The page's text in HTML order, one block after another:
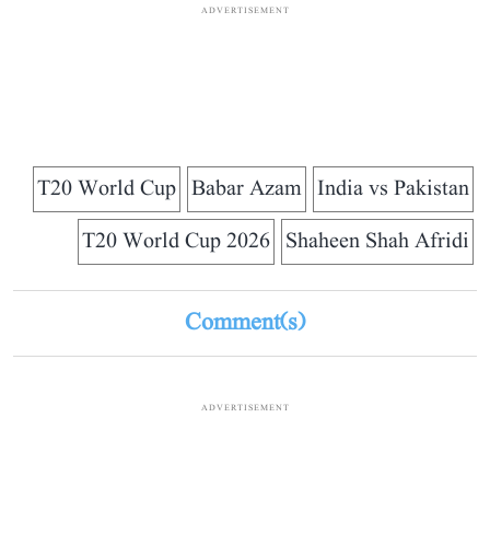
ADVERTISEMENT
India vs Pakistan
Babar Azam
T20 World Cup
Shaheen Shah Afridi
T20 World Cup 2026
Comment(s)
ADVERTISEMENT